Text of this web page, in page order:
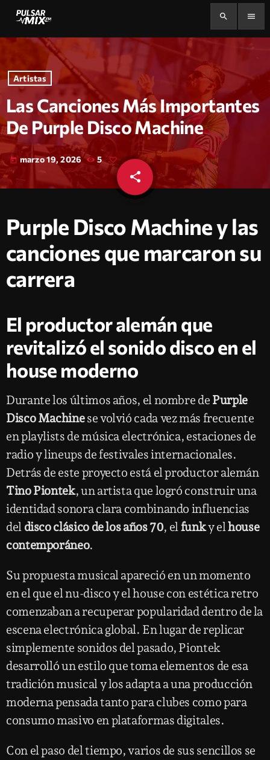
search menu
Artistas
Las Canciones Más Importantes
De Purple Disco Machine
today marzo 19, 2026 5
share
email
Purple Disco Machine y las
canciones que marcaron su
carrera
El productor alemán que
revitalizó el sonido disco en el
house moderno
Durante los últimos años, el nombre de Purple
Disco Machinese volvió cada vez más frecuente
en playlists de música electrónica, estaciones de
radio y lineups de festivales internacionales.
Detrás de este proyecto está el productor alemán
Tino Piontek, un artista que logró construir una
identidad sonora clara combinando influencias
del disco clásico de los años 70, elfunky elhouse
contemporáneo.
Su propuesta musical apareció en un momento
en el que el nu-disco y el house con estética retro
comenzaban a recuperar popularidad dentro de la
escena electrónica global. En lugar de replicar
simplemente sonidos del pasado, Piontek
desarrolló un estilo que toma elementos de esa
tradición musical y los adapta a una producción
moderna pensada tanto para clubes como para
consumo masivo en plataformas digitales.
Con el paso del tiempo, varios de sus sencillos se